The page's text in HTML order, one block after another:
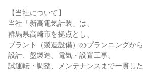
【当社について】
当社「新高電気計装」は、
群馬県高崎市を拠点とし、
プラント（製造設備）のプランニングから
設計、盤製造、電気・設置工事、
試運転・調整、メンテナンスまで一貫した